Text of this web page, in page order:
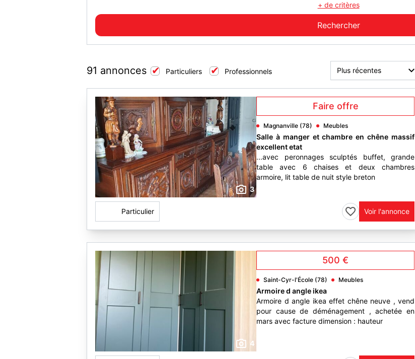
+ de critères
91 annonces Particuliers Professionnels
3
Faire offre
Magnanville (78) Meubles
Salle à manger et chambre en chêne massif
excellent etat
...avec peronnages sculptés buffet, grande
table avec 6 chaises et deux chambres
armoire, lit table de nuit style breton
Particulier Voir l'annonce
4
500 €
Saint-Cyr-l'École (78) Meubles
Armoire d angle ikea
Armoire d angle ikea effet chêne neuve , vend
pour cause de déménagement , achetée en
mars avec facture dimension : hauteur